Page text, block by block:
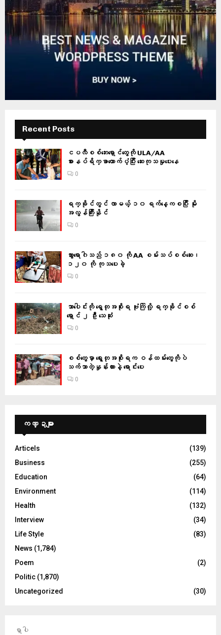
Recent Posts
ငပလီစစ်ဘေးရှောင်တွေကို ULA/AA
စားနပ်ရိက္ခာထောက်ပံ့ပြီး ဆေးကုသမှုပေးနေ
0
ရက္ခိုင်တွင် လာမယ့် ၁၀ ရက်နေ့ကစပြီး မိုး
အလွန်ကြီးနိုင်
0
သွားရောဂါသည် ၁၈၀ ကို AA စမ်းသပ်စစ်ဆေး၊
၁၂၀ ကို ကုသပေးခဲ့
0
သာပေါင်းကို ရွေတုအစိုးရ ဗုံးကြဲလို့ ရက္ခိုင်စစ်
ရှောင် ၂ ဦး သေဆုံး
0
စစ်တွေမှာ ရွေးတုအစိုးရက ဝန်ထမ်းတွေကိုပဲ
သက်သာတဲ့နှုန်းထားနဲ့ ရောင်းပေး
0
ကဏ္ဍများ
Articels
(139)
Business
(255)
Education
(64)
Environment
(114)
Health
(132)
Interview
(34)
Life Style
(83)
News (1,784)
Poem
(2)
Politic (1,870)
Uncategorized
(30)
ရှာပါ